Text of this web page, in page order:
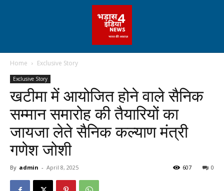
Home Exclusive Story
Exclusive Story
खटीमा में आयोजित होने वाले सैनिक
सम्मान समारोह की तैयारियों का
जायजा लेते सैनिक कल्याण मंत्री
गणेश जोशी
By admin - April 8, 2025 0
607